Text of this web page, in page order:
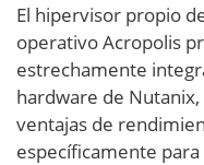
El hipervisor propio
operativo Acropolis
estrechamente
hardware de
ventajas de
específicamente